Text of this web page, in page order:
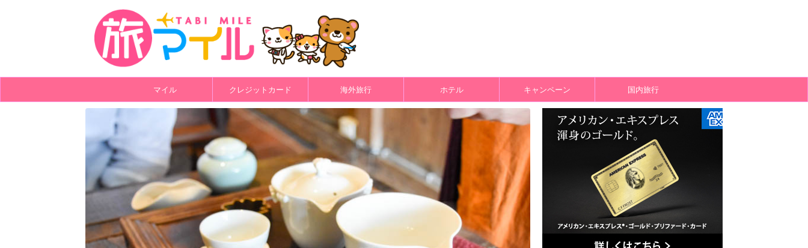
マイル クレジットカード 海外旅行 ホテル キャンペーン 国内旅行